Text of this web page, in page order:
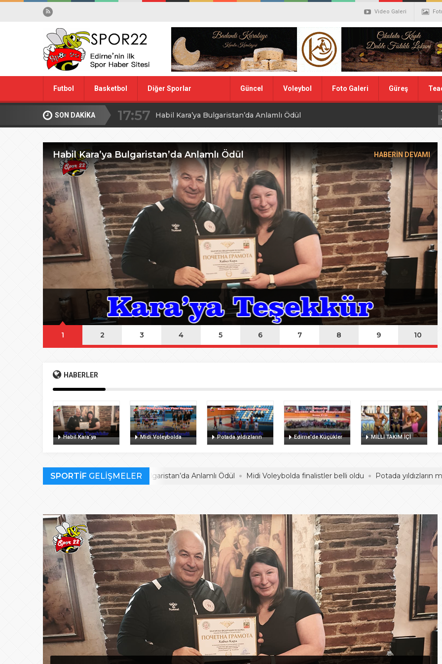
Video Galeri
Futbol Basketbol Diğer Sporlar Güncel Voleybol Foto Galeri Güreş
SON DAKİKA
17:57 Habil Kara’ya Bulgaristan’da Anlamlı Ödül
10:28 Midi Voleybolda finalistler belli oldu
20:00
09:30 MİLLİ TAKIM İÇİ İDDİALIYIZ
08:00 Ağa Adayının Acı Günü
20:00 ŞAHİ’DEN KADIN MİLLİ TAKIMINA TEŞEKKÜR
08:20 Buca Deplasmanında Kayıp
20:20 Namazı beklerken Hakk’a yürüdü
20:15 Büyük Usta Pele Mehmet’i kaybettik
20:08 Takımını kuran gelsin
Habil Kara’ya Bulgaristan’da Anlamlı Ödül HABERİN DEVAMI
1 2 3 4 5 6 7 8 9 10
HABERLER
Habil Kara’ya
Anlamlı Ödül
Midi Voleybolda Potada yıldızların Edirne’de Küçükler MİLLİ TAKIM İÇİ
SPORTİF GELİŞMELER
Habil Kara’ya Bulgaristan’da Anlamlı Ödül Midi Voleybolda finalistler belli oldu Potada yıldızların